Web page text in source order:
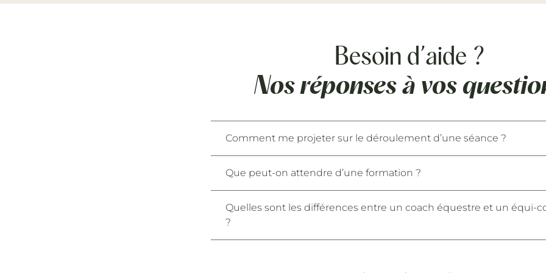
Besoin d’aide ?
Nos réponses à vos
Comment me projeter sur le déroulement d’une séance ?
Que peut-on attendre d’une formation ?
Quelles sont les différences entre un coach équestre et un équi-
?